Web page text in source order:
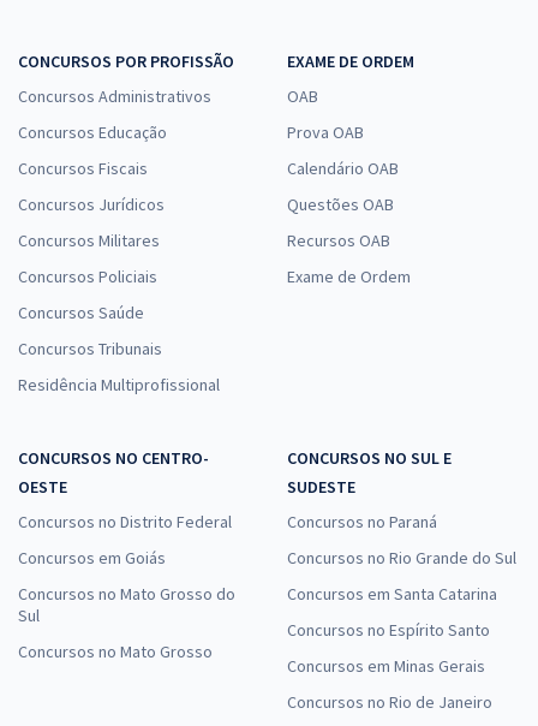
CONCURSOS POR PROFISSÃO
Concursos Administrativos
Concursos Educação
Concursos Fiscais
Concursos Jurídicos
Concursos Militares
Concursos Policiais
Concursos Saúde
Concursos Tribunais
Residência Multiprofissional
EXAME DE ORDEM
OAB
Prova OAB
Calendário OAB
Questões OAB
Recursos OAB
Exame de Ordem
CONCURSOS NO CENTRO-
OESTE
Concursos no Distrito Federal
Concursos em Goiás
Concursos no Mato Grosso do
Sul
Concursos no Mato Grosso
CONCURSOS NO SUL E
SUDESTE
Concursos no Paraná
Concursos no Rio Grande do Sul
Concursos em Santa Catarina
Concursos no Espírito Santo
Concursos em Minas Gerais
Concursos no Rio de Janeiro